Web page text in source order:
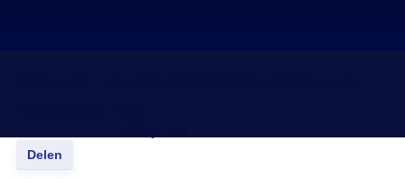
Delen